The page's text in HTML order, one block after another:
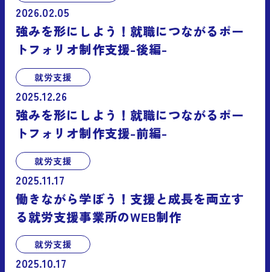
2026.02.05
強みを形にしよう！就職につながるポー
トフォリオ制作支援-後編-
就労支援
2025.12.26
強みを形にしよう！就職につながるポー
トフォリオ制作支援-前編-
就労支援
2025.11.17
働きながら学ぼう！支援と成長を両立す
る就労支援事業所のWEB制作
就労支援
2025.10.17